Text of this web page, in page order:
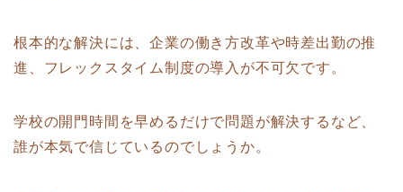
根本的な解決には、企業の働き方改革や時差出勤の推
進、フレックスタイム制度の導入が不可欠です。
学校の開門時間を早めるだけで問題が解決するなど、
誰が本気で信じているのでしょうか。